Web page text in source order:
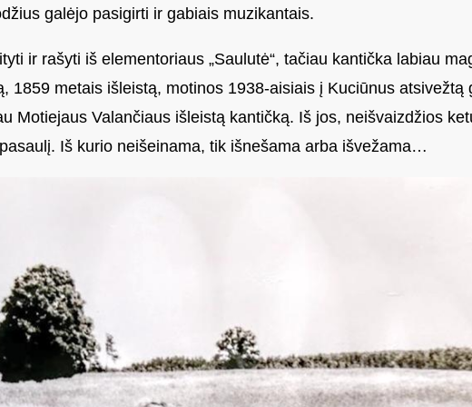
galėjo pasigirti ir gabiais muzikantais.
ir rašyti iš elementoriaus „Saulutė“, tačiau kantička labiau
1859 metais išleistą, motinos 1938-aisiais į Kuciūnus atsivežtą
Motiejaus Valančiaus išleistą kantičką. Iš jos, neišvaizdžios
Iš kurio neišeinama, tik išnešama arba išvežama…